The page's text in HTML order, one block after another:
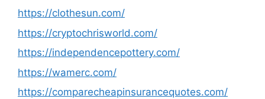
https://clothesun.com/
https://cryptochrisworld.com/
https://independencepottery.com/
https://wamerc.com/
https://comparecheapinsurancequotes.com/